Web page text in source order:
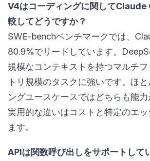
V4はコーディングに関してClaude
較してどうですか？
SWE-benchベンチマークでは、
80.9%でリードしています。
規模なコンテキストを持つマルチ
トリ規模のタスクに強いです。ほ
ングユースケースではどちらも能力
実用的な違いはコストと特定のエッ
ます。
APIは関数呼び出しをサポートして